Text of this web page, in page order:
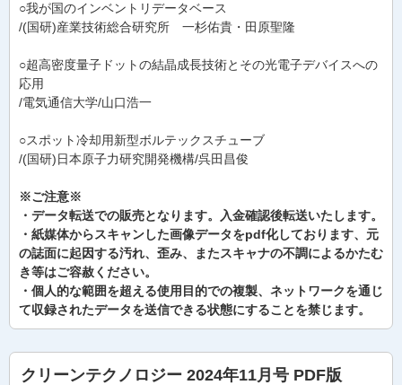
○我が国のインベントリデータベース
/(国研)産業技術総合研究所 一杉佑貴・田原聖隆
○超高密度量子ドットの結晶成長技術とその光電子デバイスへの
応用
/電気通信大学/山口浩一
○スポット冷却用新型ボルテックスチューブ
/(国研)日本原子力研究開発機構/呉田昌俊
※ご注意※
・データ転送での販売となります。入金確認後転送いたします。
・紙媒体からスキャンした画像データをpdf化しております、元
の誌面に起因する汚れ、歪み、またスキャナの不調によるかたむ
き等はご容赦ください。
・個人的な範囲を超える使用目的での複製、ネットワークを通じ
て収録されたデータを送信できる状態にすることを禁じます。
クリーンテクノロジー 2024年11月号 PDF版